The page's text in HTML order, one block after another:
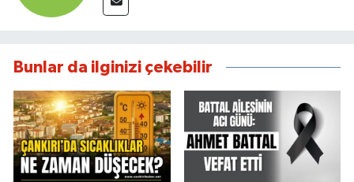
Bunlar da ilginizi çekebilir